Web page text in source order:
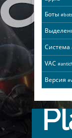
Боты #bots
Система
VAC
Версия